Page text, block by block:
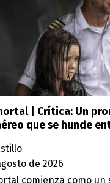
| Crítica: Un
que se hunde
de 2026
comienza como